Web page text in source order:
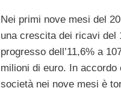
Nei primi nove mesi del
una crescita dei ricavi del
progresso dell’11,6% a
milioni di euro. In
società nei nove mesi è